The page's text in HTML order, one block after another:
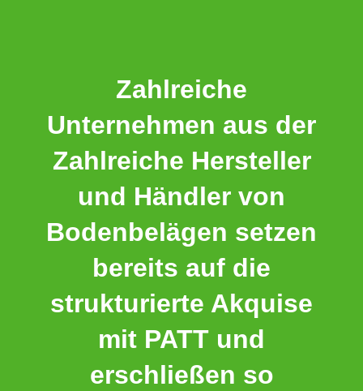
Zahlreiche
Unternehmen aus der
Zahlreiche Hersteller
und Händler von
Bodenbelägen setzen
bereits auf die
strukturierte Akquise
mit PATT und
erschließen so